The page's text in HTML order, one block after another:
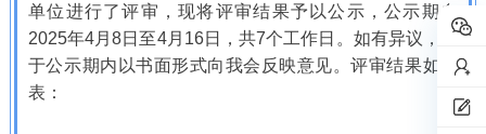
单位进行了评审，现将评审结果予以公示，公示期自
2025年4月8日至4月16日，共7个工作日。如有异议，请
于公示期内以书面形式向我会反映意见。评审结果如下
表：